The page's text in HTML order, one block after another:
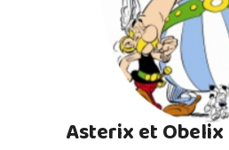
Asterix et Obelix